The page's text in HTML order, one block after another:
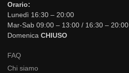
Orario:
Lunedì 16:30 – 20:00
Mar-Sab 09:00 – 13:00 / 16:30 – 20:00
Domenica CHIUSO
FAQ
Chi siamo